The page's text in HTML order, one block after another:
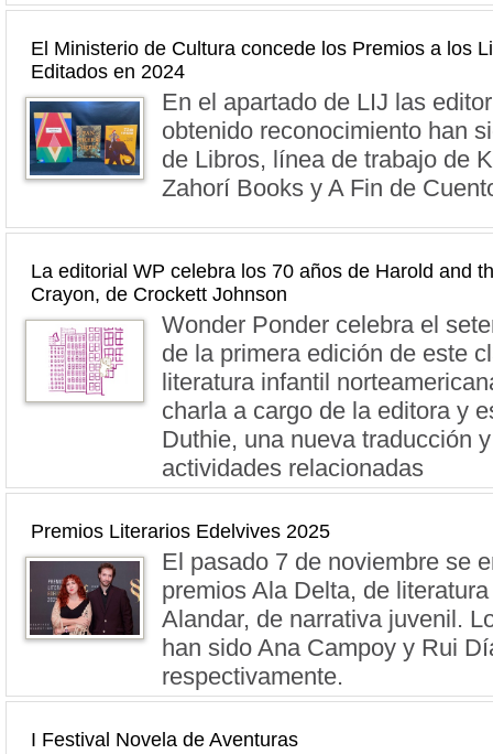
El Ministerio de Cultura concede los Premios a los
Editados en 2024
En el apartado de LIJ las
obtenido reconocimiento han
de Libros, línea de trabajo de
Zahorí Books y A Fin de
La editorial WP celebra los 70 años de Harold and
Crayon, de Crockett Johnson
Wonder Ponder celebra el
de la primera edición de este
literatura infantil
charla a cargo de la editora y
Duthie, una nueva traducción
actividades relacionadas
Premios Literarios Edelvives 2025
El pasado 7 de noviembre se
premios Ala Delta, de
Alandar, de narrativa juvenil.
han sido Ana Campoy y Rui
respectivamente.
I Festival Novela de Aventuras